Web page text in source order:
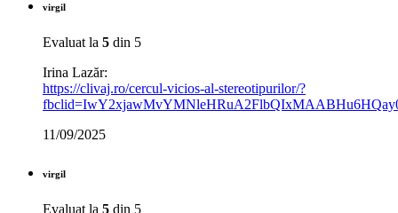
virgil
Evaluat la 5 din 5
Irina Lazăr:
https://clivaj.ro/cercul-vicios-al-stereotipurilor/?
11/09/2025
virgil
Evaluat la 5 din 5